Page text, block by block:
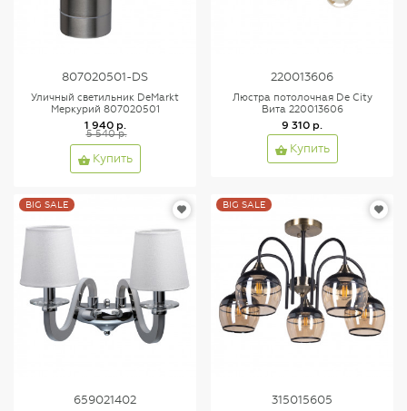
807020501-DS
Уличный светильник DeMarkt
Меркурий 807020501
1 940 р.
5 540 р.
Купить
220013606
Люстра потолочная De City
Вита 220013606
9 310 р.
Купить
BIG SALE
659021402
BIG SALE
315015605